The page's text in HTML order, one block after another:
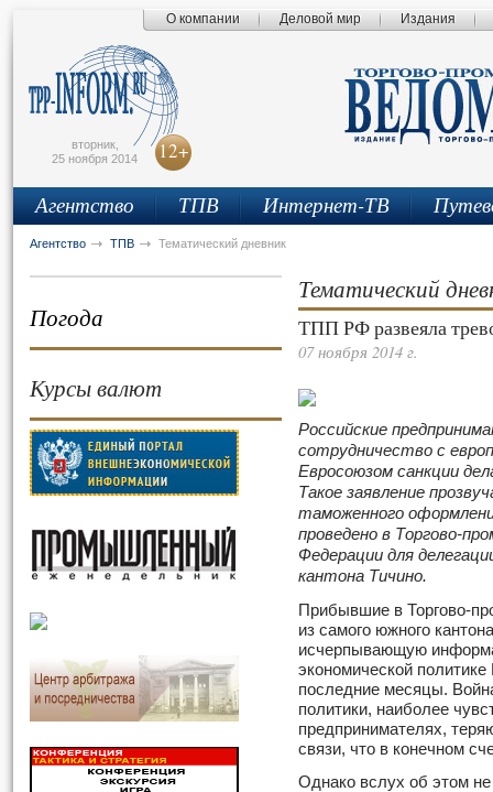
О компании Деловой мир Издания
вторник,
25 ноября 2014
12+
Агентство ТПВ Интернет-ТВ
Агентство ТПВ Тематический дневник
Погода
Курсы валют
Тематический
ТПП РФ развеяла
07 ноября 2014 г.
Российские
сотрудничество с
Евросоюзом санкции
Такое заявление
таможенного
проведено в Торгово-
Федерации для
кантона Тичино.
Прибывшие в Торгово-
из самого южного
исчерпывающую
экономической
последние месяцы.
политики, наиболее
предпринимателях,
связи, что в конечном
Однако вслух об этом